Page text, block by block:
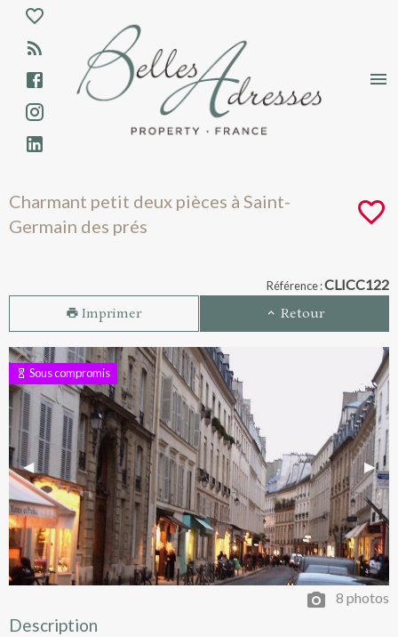
Charmant petit deux pièces à Saint-
Aparté haute
En-tête
Liens
Charmant petit deux pièces à Saint-
Germain des prés
Référence :CLICC122
Imprimer Retour
Sous compromis
Previous Slide
◀︎ Next
▶︎
8 photos
Description